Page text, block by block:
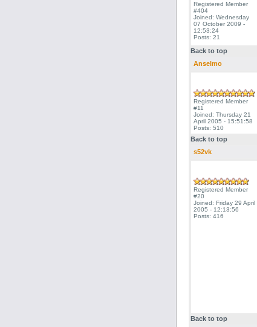
Registered Member
#404
Joined: Wednesday
07 October 2009 -
12:53:24
Posts: 21
Back to top
Anselmo
Registered Member
#11
Joined: Thursday 21
April 2005 - 15:51:58
Posts: 510
Back to top
s52vk
Registered Member
#20
Joined: Friday 29 April
2005 - 12:13:56
Posts: 416
Back to top